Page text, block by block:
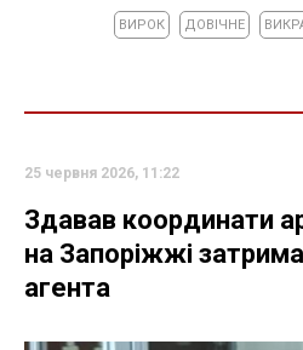
ВИРОК ДОВІЧНЕ
25 червня 2026, 11:22
Здавав координати
на Запоріжжі
агента